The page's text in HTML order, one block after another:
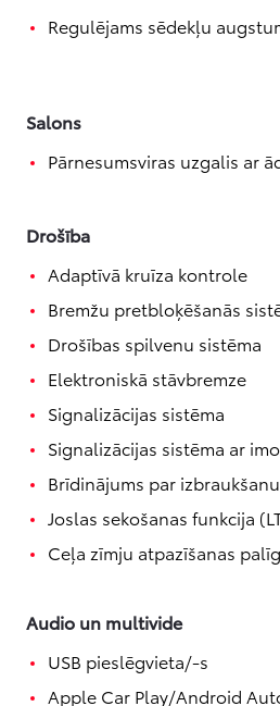
Regulējams sēdekļu
Salons
Pārnesumsviras uzgalis ar
Drošība
Adaptīvā kruīza kontrole
Bremžu pretbloķēšanās
Drošības spilvenu sistēma
Elektroniskā stāvbremze
Signalizācijas sistēma
Signalizācijas sistēma ar
Brīdinājums par
Joslas sekošanas funkcija
Ceļa zīmju atpazīšanas
Audio un multivide
USB pieslēgvieta/-s
Apple Car Play/Android